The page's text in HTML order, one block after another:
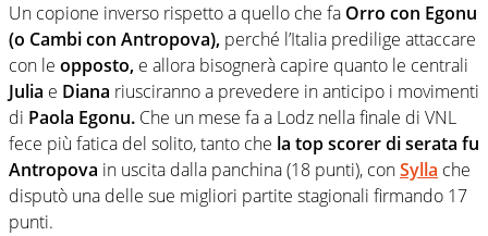
Un copione inverso rispetto a quello che fa Orro con Egonu
(o Cambi con Antropova), perché l’Italia predilige attaccare
con le opposto, e allora bisognerà capire quanto le centrali
Julia e Diana riusciranno a prevedere in anticipo i movimenti
di Paola Egonu. Che un mese fa a Lodz nella finale di VNL
fece più fatica del solito, tanto che la top scorer di serata fu
Antropova in uscita dalla panchina (18 punti), conSylla che
disputò una delle sue migliori partite stagionali firmando 17
punti.